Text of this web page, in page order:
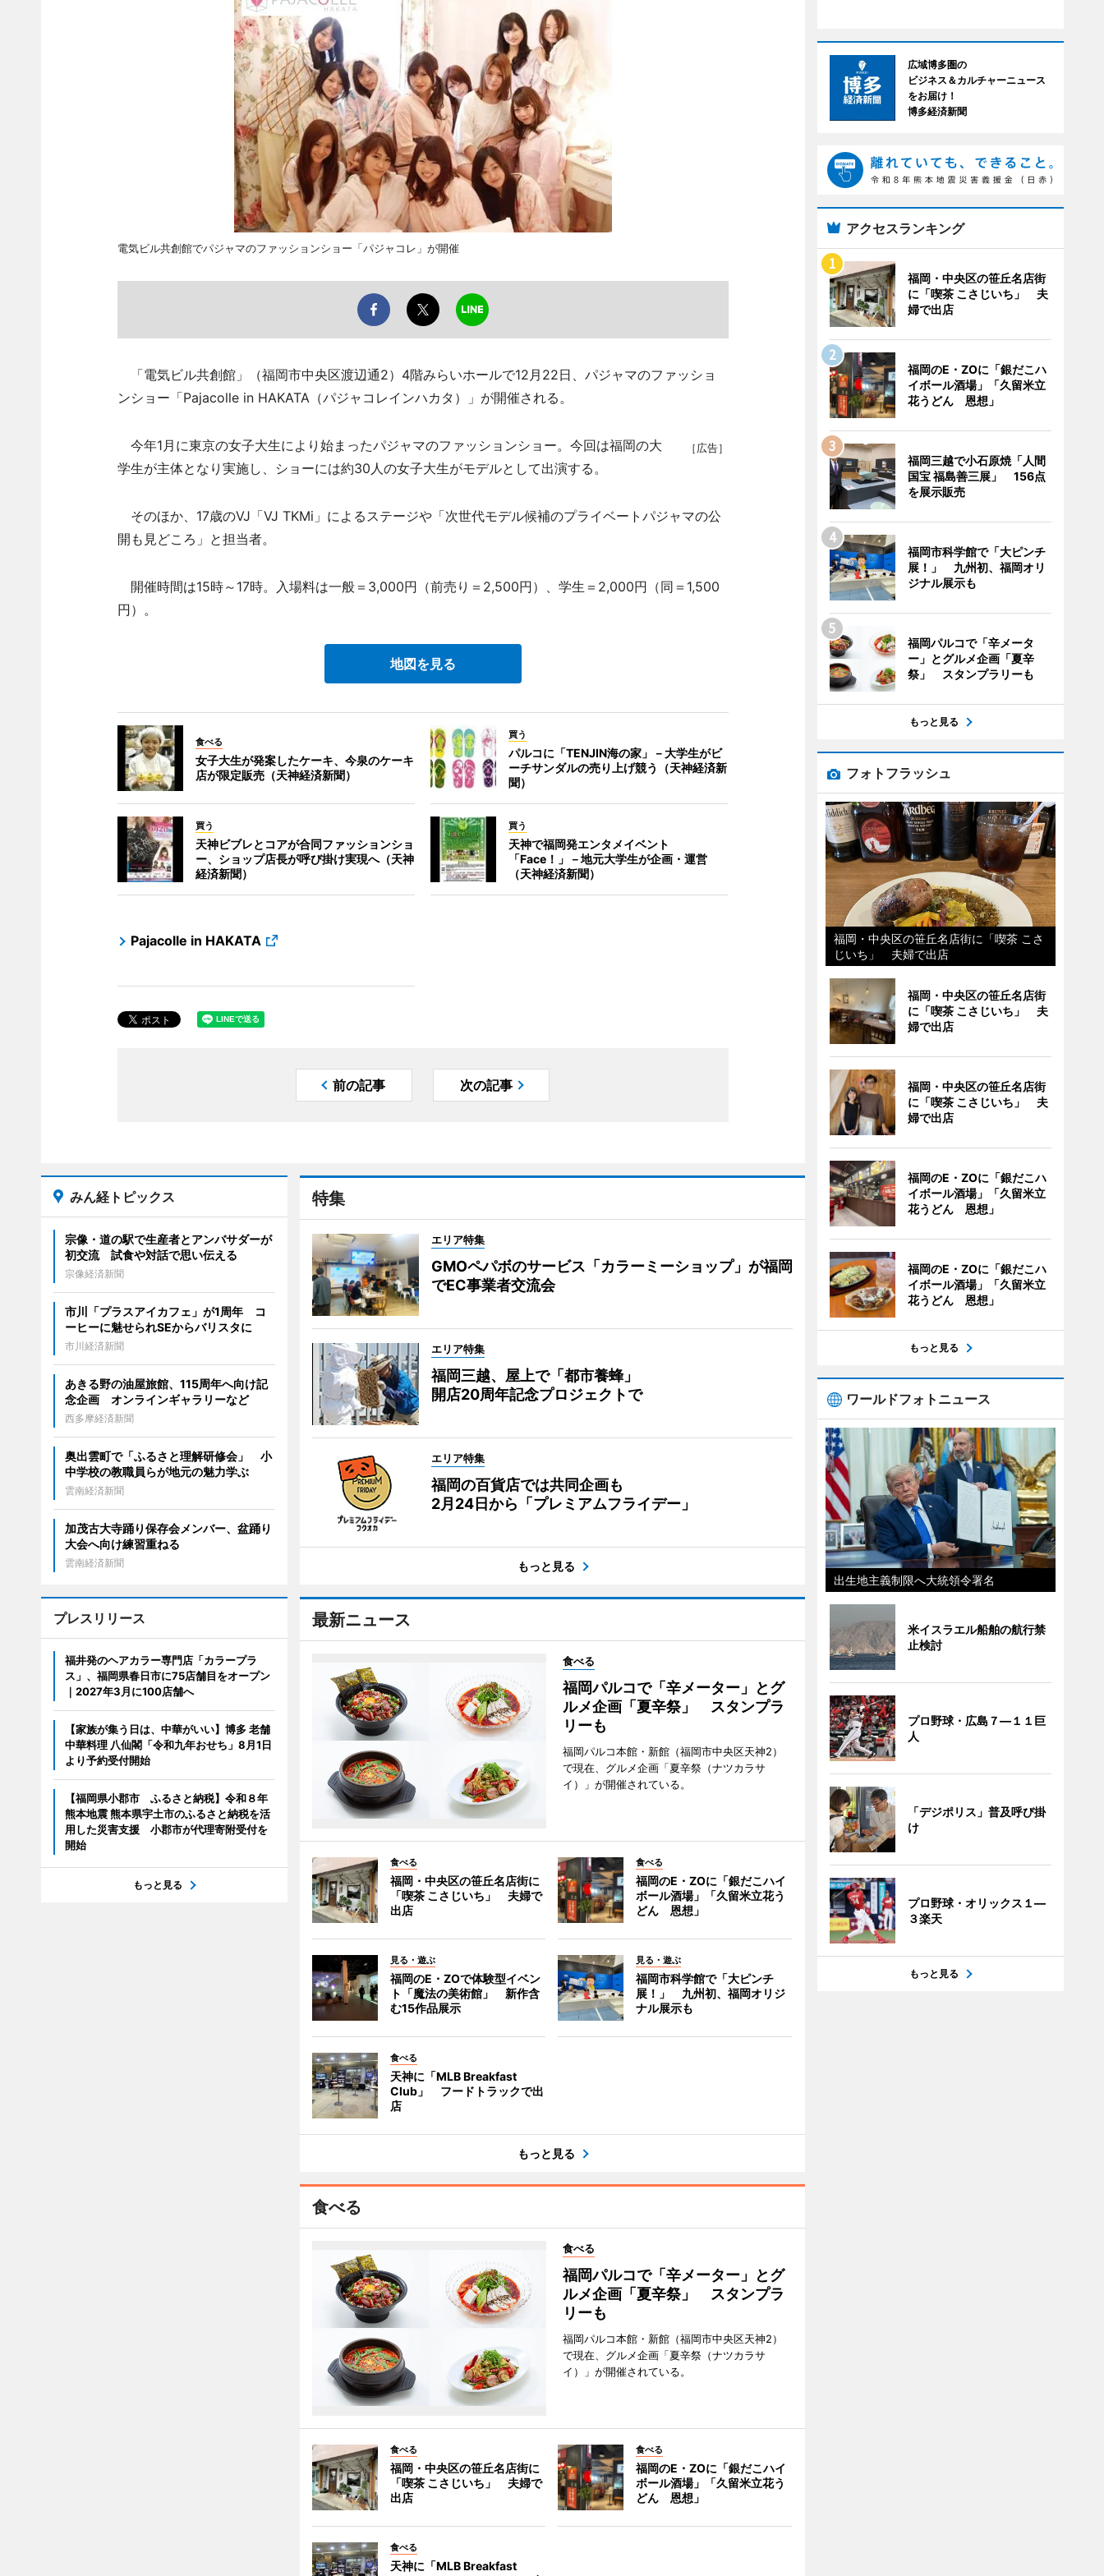
電気ビル共創館でパジャマのファッションショー「パジャコレ」が開催
「電気ビル共創館」（福岡市中央区渡辺通2）4階みらいホールで12月22日、パジャマのファッショ
ンショー「Pajacolle in HAKATA（パジャコレインハカタ）」が開催される。
［広告］
今年1月に東京の女子大生により始まったパジャマのファッションショー。今回は福岡の大
学生が主体となり実施し、ショーには約30人の女子大生がモデルとして出演する。
そのほか、17歳のVJ「VJ TKMi」によるステージや「次世代モデル候補のプライベートパジャマの公
開も見どころ」と担当者。
開催時間は15時～17時。入場料は一般＝3,000円（前売り＝2,500円）、学生＝2,000円（同＝1,500
円）。
地図を見る
食べる
女子大生が発案したケーキ、今泉のケーキ
店が限定販売（天神経済新聞）
買う
パルコに「TENJIN海の家」－大学生がビ
ーチサンダルの売り上げ競う（天神経済新
聞）
買う
天神ビブレとコアが合同ファッションショ
ー、ショップ店長が呼び掛け実現へ（天神
経済新聞）
買う
天神で福岡発エンタメイベント
「Face！」－地元大学生が企画・運営
（天神経済新聞）
Pajacolle in HAKATA
前の記事 次の記事
特集
エリア特集
GMOペパボのサービス「カラーミーショップ」が福岡
でEC事業者交流会
エリア特集
福岡三越、屋上で「都市養蜂」
開店20周年記念プロジェクトで
エリア特集
福岡の百貨店では共同企画も
2月24日から「プレミアムフライデー」
もっと見る
最新ニュース
食べる
福岡パルコで「辛メーター」とグ
ルメ企画「夏辛祭」 スタンプラ
リーも
福岡パルコ本館・新館（福岡市中央区天神2）
で現在、グルメ企画「夏辛祭（ナツカラサ
イ）」が開催されている。
食べる
福岡・中央区の笹丘名店街に
「喫茶 こさじいち」 夫婦で
出店
食べる
福岡のE・ZOに「銀だこハイ
ボール酒場」「久留米立花う
どん 恩想」
見る・遊ぶ
福岡のE・ZOで体験型イベン
ト「魔法の美術館」 新作含
む15作品展示
見る・遊ぶ
福岡市科学館で「大ピンチ
展！」 九州初、福岡オリジ
ナル展示も
食べる
天神に「MLB Breakfast
Club」 フードトラックで出
店
もっと見る
食べる
食べる
福岡パルコで「辛メーター」とグ
ルメ企画「夏辛祭」 スタンプラ
リーも
福岡パルコ本館・新館（福岡市中央区天神2）
で現在、グルメ企画「夏辛祭（ナツカラサ
イ）」が開催されている。
食べる
福岡・中央区の笹丘名店街に
「喫茶 こさじいち」 夫婦で
出店
食べる
福岡のE・ZOに「銀だこハイ
ボール酒場」「久留米立花う
どん 恩想」
食べる
天神に「MLB Breakfast
みん経トピックス
宗像・道の駅で生産者とアンバサダーが
初交流 試食や対話で思い伝える
宗像経済新聞
市川「プラスアイカフェ」が1周年 コ
ーヒーに魅せられSEからバリスタに
市川経済新聞
あきる野の油屋旅館、115周年へ向け記
念企画 オンラインギャラリーなど
西多摩経済新聞
奥出雲町で「ふるさと理解研修会」 小
中学校の教職員らが地元の魅力学ぶ
雲南経済新聞
加茂古大寺踊り保存会メンバー、盆踊り
大会へ向け練習重ねる
雲南経済新聞
プレスリリース
福井発のヘアカラー専門店「カラープラ
ス」、福岡県春日市に75店舗目をオープン
｜2027年3月に100店舗へ
【家族が集う日は、中華がいい】博多 老舗
中華料理 八仙閣「令和九年おせち」8月1日
より予約受付開始
【福岡県小郡市 ふるさと納税】令和８年
熊本地震 熊本県宇土市のふるさと納税を活
用した災害支援 小郡市が代理寄附受付を
開始
もっと見る
広域博多圏の
ビジネス＆カルチャーニュース
をお届け！
博多経済新聞
アクセスランキング
福岡・中央区の笹丘名店街
に「喫茶 こさじいち」 夫
婦で出店
福岡のE・ZOに「銀だこハ
イボール酒場」「久留米立
花うどん 恩想」
福岡三越で小石原焼「人間
国宝 福島善三展」 156点
を展示販売
福岡市科学館で「大ピンチ
展！」 九州初、福岡オリ
ジナル展示も
福岡パルコで「辛メータ
ー」とグルメ企画「夏辛
祭」 スタンプラリーも
もっと見る
フォトフラッシュ
福岡・中央区の笹丘名店街に「喫茶 こさ
じいち」 夫婦で出店
福岡・中央区の笹丘名店街
に「喫茶 こさじいち」 夫
婦で出店
福岡・中央区の笹丘名店街
に「喫茶 こさじいち」 夫
婦で出店
福岡のE・ZOに「銀だこハ
イボール酒場」「久留米立
花うどん 恩想」
福岡のE・ZOに「銀だこハ
イボール酒場」「久留米立
花うどん 恩想」
もっと見る
ワールドフォトニュース
出生地主義制限へ大統領令署名
米イスラエル船舶の航行禁
止検討
プロ野球・広島７―１１巨
人
「デジポリス」普及呼び掛
け
プロ野球・オリックス１―
３楽天
もっと見る